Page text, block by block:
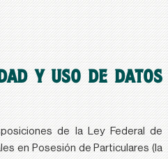
Y USO DE DATOS
de la Ley Federal de
en Posesión de Particulares (la